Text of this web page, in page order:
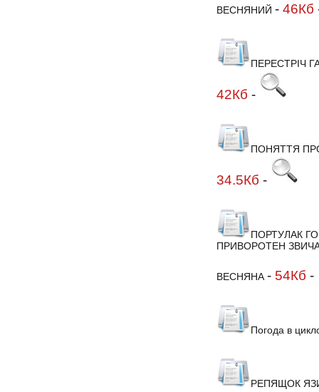
ВЕСНЯНИЙ - 46Кб
ПЕРЕСТРІЧ
42Кб -
ПОНЯТТЯ
34.5Кб -
ПОРТУЛАК
ПРИВОРОТЕН
ВЕСНЯНА - 54Кб -
Погода в
РЕПЯЩОК